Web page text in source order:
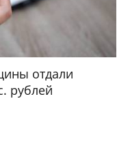
отдали
рублей